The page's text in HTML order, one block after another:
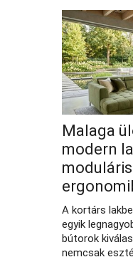
Malaga
modern
A kortárs
egyik
bútorok
nemcsak